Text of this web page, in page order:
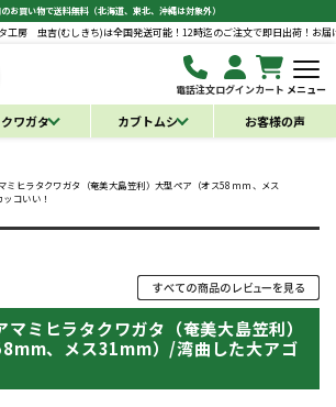
お買い物で送料無料（北海道、東北、沖縄は対象外）
虫吉(むしきち)は全国発送可能！12時迄のご注文で即日出荷！お届け後
電話注文ログインカート メニュー
クワガタ カブトムシ お客様の声
ミヒラタクワガタ（奄美大島笠利）大型ペア（オス58mm、メス
コいい！
マミヒラタクワガタ（奄美大島笠利）
、メス31mm）/湾曲した大アゴ